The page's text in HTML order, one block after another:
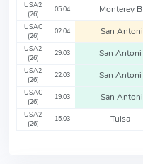
USA2
(26)
05.04 Monterey B
USAC
(26)
02.04 San Antoni
USA2
(26)
29.03 San Antoni
USA2
(26)
22.03 San Antoni
USAC
(26)
19.03 San Antoni
USA2
(26)
15.03 Tulsa